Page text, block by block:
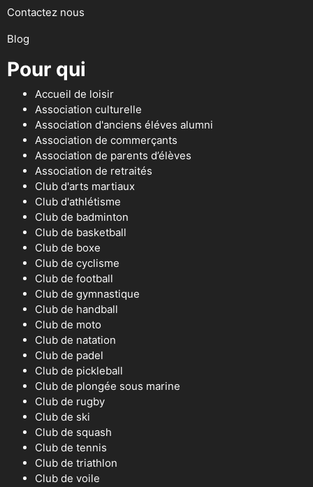
Contactez nous
Blog
Pour qui
Accueil de loisir
Association culturelle
Association d'anciens éléves alumni
Association de commerçants
Association de parents d’élèves
Association de retraités
Club d'arts martiaux
Club d'athlétisme
Club de badminton
Club de basketball
Club de boxe
Club de cyclisme
Club de football
Club de gymnastique
Club de handball
Club de moto
Club de natation
Club de padel
Club de pickleball
Club de plongée sous marine
Club de rugby
Club de ski
Club de squash
Club de tennis
Club de triathlon
Club de voile